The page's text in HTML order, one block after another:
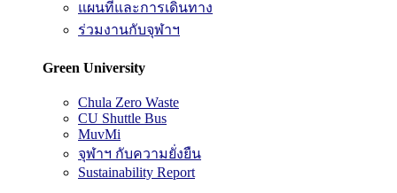
แผนที่และการเดินทาง
ร่วมงานกับจุฬาฯ
Green University
Chula Zero Waste
CU Shuttle Bus
MuvMi
จุฬาฯ กับความยั่งยืน
Sustainability Report